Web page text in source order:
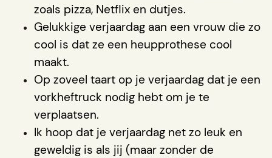
zoals pizza, Netflix en dutjes.
Gelukkige verjaardag aan een vrouw die zo
cool is dat ze een heupprothese cool
maakt.
Op zoveel taart op je verjaardag dat je een
vorkheftruck nodig hebt om je te
verplaatsen.
Ik hoop dat je verjaardag net zo leuk en
geweldig is als jij (maar zonder de